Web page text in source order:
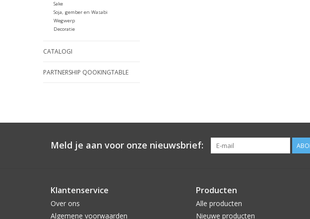
Sake
Soja, gember en Wasabi
Wegwerp
Decoratie
CATALOGI
PARTNERSHIP QOOKINGTABLE
Meld je aan voor onze nieuwsbrief:
Klantenservice
Over ons
Algemene voorwaarden
Producten
Alle producten
Nieuwe producten